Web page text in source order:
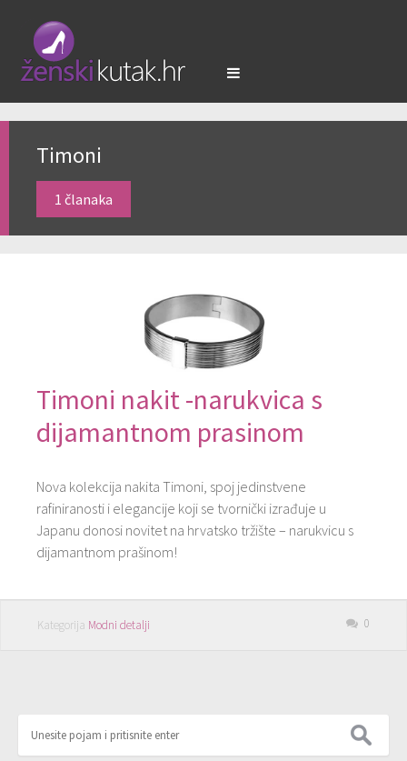
Timoni
1 članaka
Timoni nakit -narukvica s
dijamantnom prasinom
Nova kolekcija nakita Timoni, spoj jedinstvene
rafiniranosti i elegancije koji se tvornički izrađuje u
Japanu donosi novitet na hrvatsko tržište – narukvicu s
dijamantnom prašinom!
Kategorija Modni detalji 0